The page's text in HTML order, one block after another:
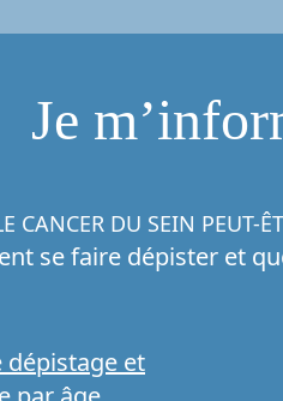
Je
CANCER DU SEIN PEUT-
se faire dépister et
dépistage et